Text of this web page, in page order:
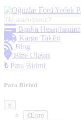
Banka Hesaplarımız
Kargo Takibi
Blog
Bize Ulaşın
₺ Para Birimi
Para Birimi
×
€Euro